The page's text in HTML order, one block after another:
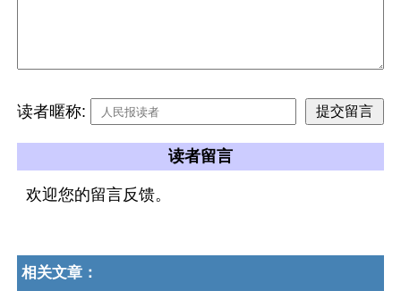
读者暱称:
读者留言
欢迎您的留言反馈。
相关文章：